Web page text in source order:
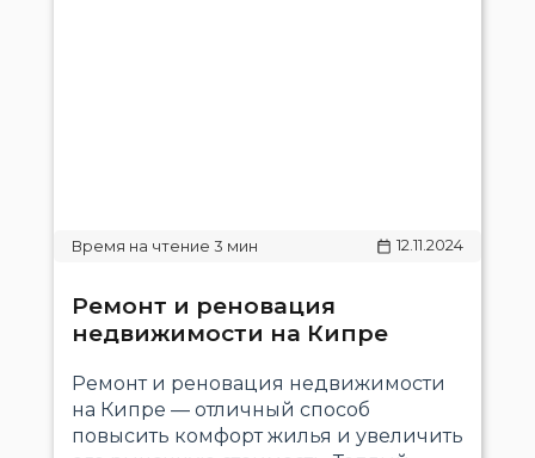
12.11.2024
Ремонт и реновация
недвижимости на Кипре
Ремонт и реновация недвижимости
на Кипре — отличный способ
повысить комфорт жилья и увеличить